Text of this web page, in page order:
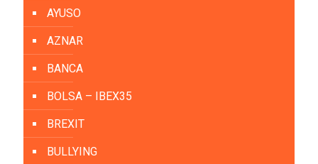
AYUSO
AZNAR
BANCA
BOLSA – IBEX35
BREXIT
BULLYING